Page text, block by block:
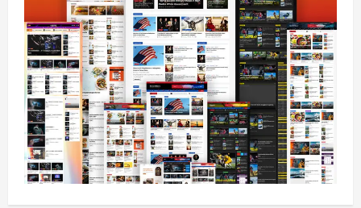
5
چارې په بېلابېلو برخو کې روانې دي
sharqnewsglobal.com
August 6, 2026
1
افغانستان
پاکستان له افغانستان سره د سوداګرۍ او
ټرانزیټ لارې بېرته پرانیزي
sharqnewsglobal.com
August 8, 2026
0
نړۍ